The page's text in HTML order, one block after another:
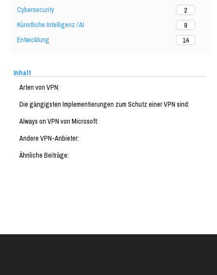
Cybersecurity
2
Künstliche Intelligenz / AI
9
Entwicklung
14
Inhalt
Arten von VPN:
Die gängigsten Implementierungen zum Schutz einer VPN sind:
Always on VPN von Microsoft:
Andere VPN-Anbieter:
Ähnliche Beiträge: